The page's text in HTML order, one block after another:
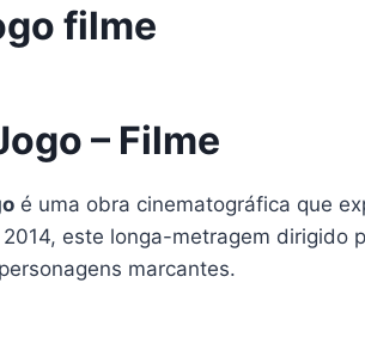
filme
– Filme
é uma obra cinematográfica que
este longa-metragem dirigido
marcantes.